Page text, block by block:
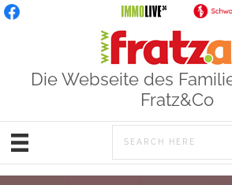
Die Webseite des
Fratz&Co